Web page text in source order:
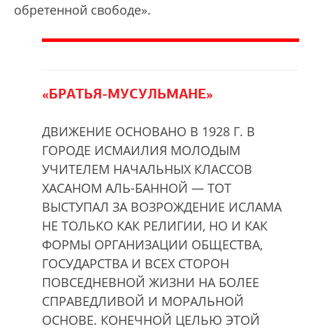
обретенной свободе».
«БРАТЬЯ-МУСУЛЬМАНЕ»
ДВИЖЕНИЕ ОСНОВАНО В 1928 Г. В
ГОРОДЕ ИСМАИЛИЯ МОЛОДЫМ
УЧИТЕЛЕМ НАЧАЛЬНЫХ КЛАССОВ
ХАСАНОМ АЛЬ-БАННОЙ — ТОТ
ВЫСТУПАЛ ЗА ВОЗРОЖДЕНИЕ ИСЛАМА
НЕ ТОЛЬКО КАК РЕЛИГИИ, НО И КАК
ФОРМЫ ОРГАНИЗАЦИИ ОБЩЕСТВА,
ГОСУДАРСТВА И ВСЕХ СТОРОН
ПОВСЕДНЕВНОЙ ЖИЗНИ НА БОЛЕЕ
СПРАВЕДЛИВОЙ И МОРАЛЬНОЙ
ОСНОВЕ. КОНЕЧНОЙ ЦЕЛЬЮ ЭТОЙ